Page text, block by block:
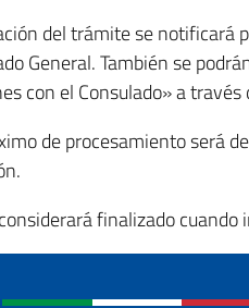
del trámite se notificará
General. También se
con el Consulado» a través
de procesamiento será
finalizado cuando